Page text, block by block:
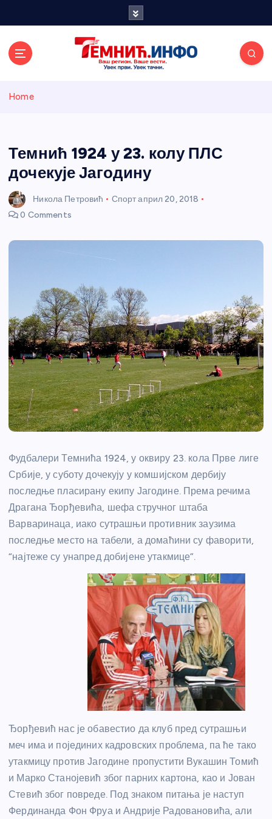
и портал
Home
Темнић 1924 у 23. колу ПЛС
дочекује Јагодину
Никола Петровић Спорт април 20, 2018
0 Comments
Фудбалери Темнића 1924, у оквиру 23. кола Прве лиге
Србије, у суботу дочекују у комшијском дербију
последње пласирану екипу Јагодине. Према речима
Драгана Ђорђевића, шефа стручног штаба
Варваринаца, иако сутрашњи противник заузима
последње место на табели, а домаћини су фаворити,
“најтеже су унапред добијене утакмице”.
Ђорђевић нас је обавестио да клуб пред сутрашњи
меч има и појединих кадровских проблема, па ће тако
утакмицу против Јагодине пропустити Вукашин Томић
и Марко Станојевић због парних картона, као и Јован
Стевић због повреде. Под знаком питања је наступ
Фердинанда Фон Фруа и Андрије Радовановића, али